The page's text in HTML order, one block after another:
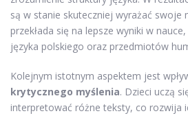
są w stanie skuteczniej wyrażać swoje
przekłada się na lepsze wyniki w
języka polskiego oraz przedmiotów
Kolejnym istotnym aspektem jest
krytycznego myślenia. Dzieci uczą
interpretować różne teksty, co rozwija